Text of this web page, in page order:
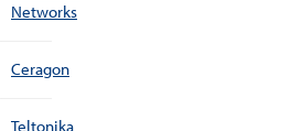
Networks
Ceragon
Teltonika